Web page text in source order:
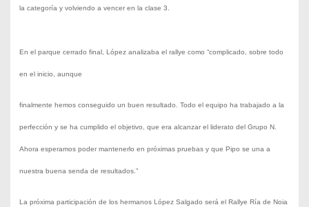
la categoría y volviendo a vencer en la clase 3.
En el parque cerrado final, López analizaba el rallye como “complicado, sobre todo
en el inicio, aunque
finalmente hemos conseguido un buen resultado. Todo el equipo ha trabajado a la
perfección y se ha cumplido el objetivo, que era alcanzar el liderato del Grupo N.
Ahora esperamos poder mantenerlo en próximas pruebas y que Pipo se una a
nuestra buena senda de resultados.”
La próxima participación de los hermanos López Salgado será el Rallye Ría de Noia